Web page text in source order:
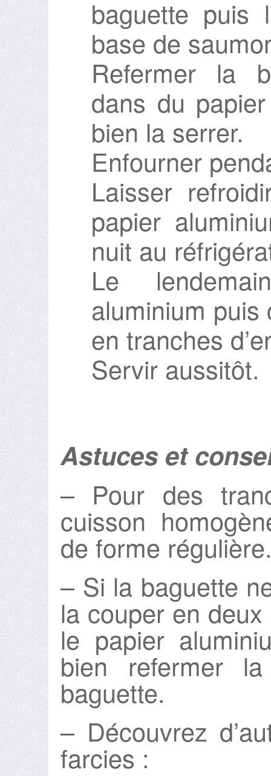
baguette puis
base de
Refermer la
dans du
bien la serrer.
Enfourner
Laisser
papier
nuit au
Le
aluminium puis
en tranches
Servir aussitôt.
Astuces et
– Pour des
cuisson
de forme
– Si la baguette
la couper en
le papier
bien refermer
baguette.
– Découvrez
farcies :